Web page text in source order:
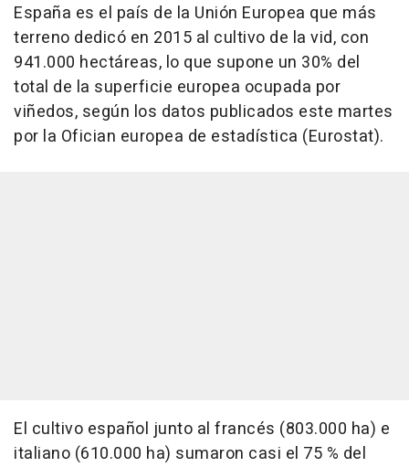
España es el país de la Unión Europea que más
terreno dedicó en 2015 al cultivo de la vid, con
941.000 hectáreas, lo que supone un 30% del
total de la superficie europea ocupada por
viñedos, según los datos publicados este martes
por la Ofician europea de estadística (Eurostat).
El cultivo español junto al francés (803.000 ha) e
italiano (610.000 ha) sumaron casi el 75 % del